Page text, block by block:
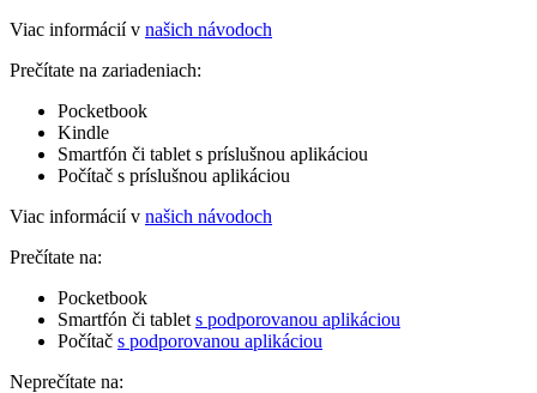
Viac informácií v našich návodoch
Prečítate na zariadeniach:
Pocketbook
Kindle
Smartfón či tablet s príslušnou aplikáciou
Počítač s príslušnou aplikáciou
Viac informácií v našich návodoch
Prečítate na:
Pocketbook
Smartfón či tablet s podporovanou aplikáciou
Počítač s podporovanou aplikáciou
Neprečítate na: